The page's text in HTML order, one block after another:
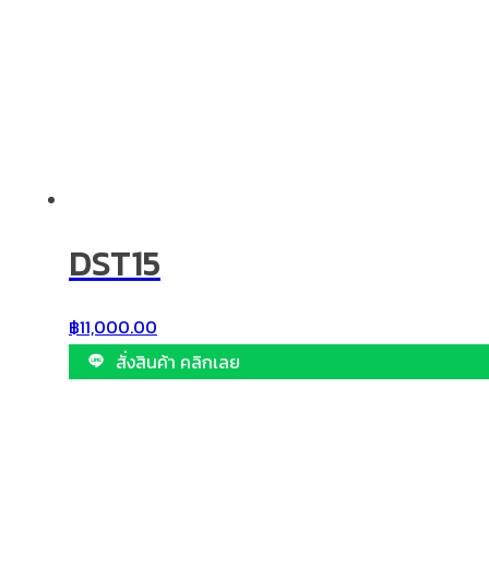
DST15
฿11,000.00
สั่งสินค้า คลิกเลย